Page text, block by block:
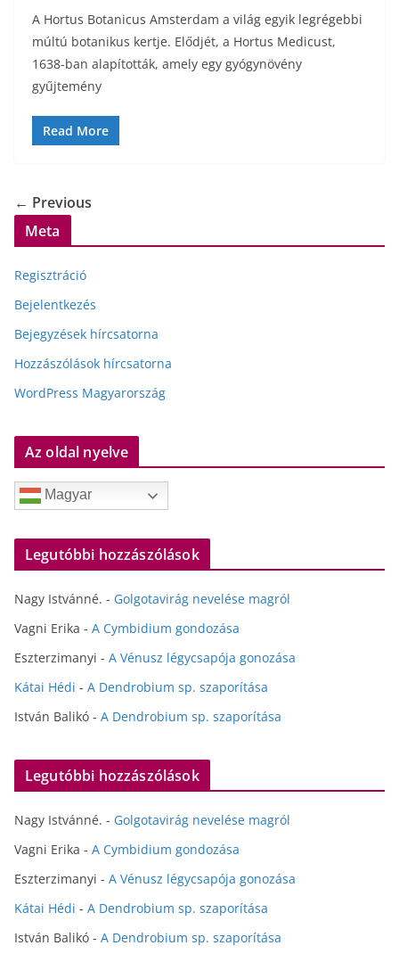
A Hortus Botanicus Amsterdam a világ egyik legrégebbi
múltú botanikus kertje. Elődjét, a Hortus Medicust,
1638-ban alapították, amely egy gyógynövény
gyűjtemény
Read More
← Previous
Meta
Regisztráció
Bejelentkezés
Bejegyzések hírcsatorna
Hozzászólások hírcsatorna
WordPress Magyarország
Az oldal nyelve
Magyar
Legutóbbi hozzászólások
Nagy Istvánné. - Golgotavirág nevelése magról
Vagni Erika - A Cymbidium gondozása
Eszterzimanyi - A Vénusz légycsapója gonozása
Kátai Hédi - A Dendrobium sp. szaporítása
István Balikó - A Dendrobium sp. szaporítása
Legutóbbi hozzászólások
Nagy Istvánné. - Golgotavirág nevelése magról
Vagni Erika - A Cymbidium gondozása
Eszterzimanyi - A Vénusz légycsapója gonozása
Kátai Hédi - A Dendrobium sp. szaporítása
István Balikó - A Dendrobium sp. szaporítása